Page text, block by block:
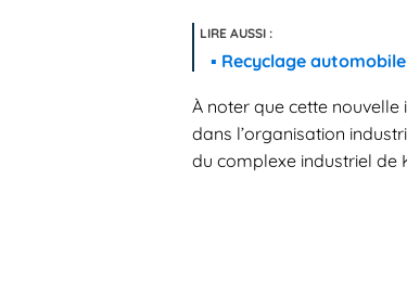
Recyclage
À noter que cette
dans l’organisation
du complexe industriel de